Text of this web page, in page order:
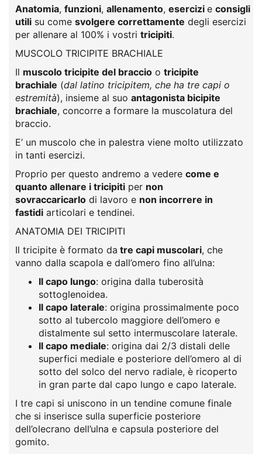
Anatomia, funzioni, allenamento, esercizi e consigli
utili su come svolgere correttamente degli esercizi
per allenare al 100% i vostri tricipiti.
MUSCOLO TRICIPITE BRACHIALE
Il muscolo tricipite del braccio o tricipite
brachiale (dal latino tricipitem, che ha tre capi o
estremità), insieme al suo antagonista bicipite
brachiale, concorre a formare la muscolatura del
braccio.
E’ un muscolo che in palestra viene molto utilizzato
in tanti esercizi.
Proprio per questo andremo a vedere come e
quanto allenare i tricipiti per non
sovraccaricarlo di lavoro e non incorrere in
fastidi articolari e tendinei.
ANATOMIA DEI TRICIPITI
Il tricipite è formato da tre capi muscolari, che
vanno dalla scapola e dall’omero fino all’ulna:
Il capo lungo: origina dalla tuberosità
sottoglenoidea.
Il capo laterale: origina prossimalmente poco
sotto al tubercolo maggiore dell’omero e
distalmente sul setto intermuscolare laterale.
Il capo mediale: origina dai 2/3 distali delle
superfici mediale e posteriore dell’omero al di
sotto del solco del nervo radiale, è ricoperto
in gran parte dal capo lungo e capo laterale.
I tre capi si uniscono in un tendine comune finale
che si inserisce sulla superficie posteriore
dell’olecrano dell’ulna e capsula posteriore del
gomito.